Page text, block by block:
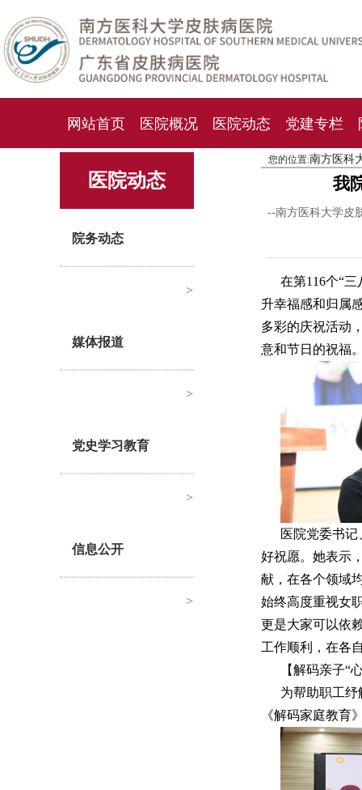
网站首页 医院概况 医院动态 党建专栏
化妆品检测中心 就诊指南 人才
医院动态
院务动态
>
媒体报道
>
党史学习教育
>
信息公开
>
您的位置:南方医科
我
--南方医科大学皮
在第116个“
升幸福感和归属
多彩的庆祝活动
意和节日的祝福
医院党委书
好祝愿。她表示
献，在各个领域
始终高度重视女
更是大家可以依
工作顺利，在各
【解码亲子“
为帮助职工
《解码家庭教育